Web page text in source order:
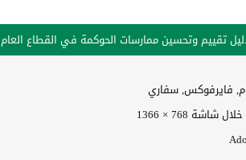
تقييم وتحسين ممارسات الحوكمة في القطاع العام
768 × 1366